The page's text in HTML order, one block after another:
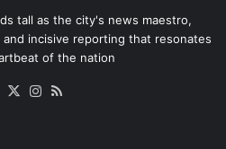
tall as the city's news maestro,
incisive reporting that resonates
of the nation
Facebook
X Instagram